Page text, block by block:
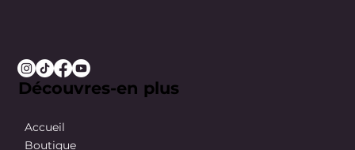
Découvres-en plus
Accueil
Boutique